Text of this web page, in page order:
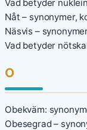
Vad betyder
Nåt – synonymer,
Näsvis –
Vad betyder
O
Obekväm:
Obesegrad –